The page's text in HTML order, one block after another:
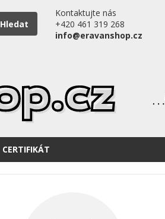
Hledat
Kontaktujte nás
+420 461 319 268
info@eravanshop.cz
CERTIFIKÁT